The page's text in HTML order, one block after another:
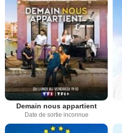
Demain nous appartient
Date de sortie inconnue